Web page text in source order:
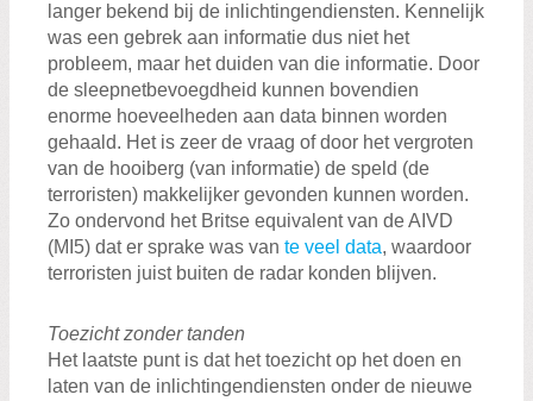
langer bekend bij de inlichtingendiensten. Kennelijk
was een gebrek aan informatie dus niet het
probleem, maar het duiden van die informatie. Door
de sleepnetbevoegdheid kunnen bovendien
enorme hoeveelheden aan data binnen worden
gehaald. Het is zeer de vraag of door het vergroten
van de hooiberg (van informatie) de speld (de
terroristen) makkelijker gevonden kunnen worden.
Zo ondervond het Britse equivalent van de AIVD
(MI5) dat er sprake was van te veel data, waardoor
terroristen juist buiten de radar konden blijven.
Toezicht zonder tanden
Het laatste punt is dat het toezicht op het doen en
laten van de inlichtingendiensten onder de nieuwe